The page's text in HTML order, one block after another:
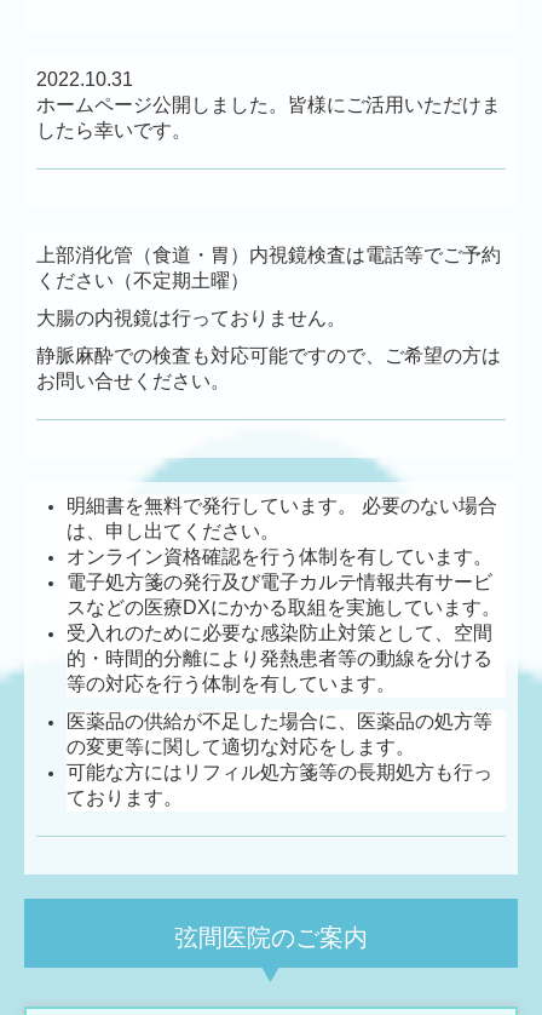
2022.10.31
ホームページ公開しました。皆様にご活用いただけま
したら幸いです。
上部消化管（食道・胃）内視鏡検査は電話等でご予約
ください（不定期土曜）
大腸の内視鏡は行っておりません。
静脈麻酔での検査も対応可能ですので、ご希望の方は
お問い合せください。
明細書を無料で発行しています。 必要のない場合
は、申し出てください。
オンライン資格確認を行う体制を有しています。
電子処方箋の発行及び電子カルテ情報共有サービ
スなどの医療DXにかかる取組を実施しています。
受入れのために必要な感染防止対策として、空間
的・時間的分離により発熱患者等の動線を分ける
等の対応を行う体制を有しています。
医薬品の供給が不足した場合に、医薬品の処方等
の変更等に関して適切な対応をします。
可能な方にはリフィル処方箋等の長期処方も行っ
ております。
弦間医院のご案内